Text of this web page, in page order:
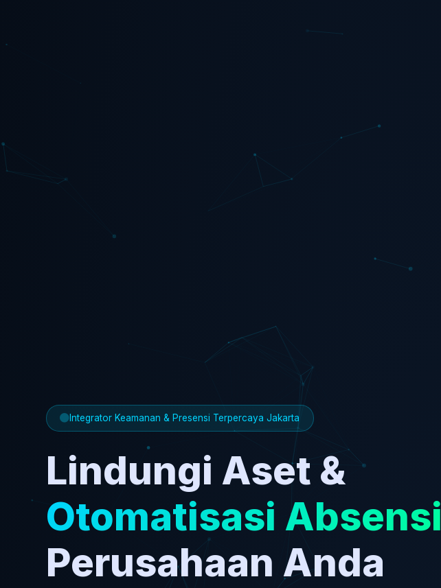
Integrator Keamanan & Presensi Terpercaya Jakarta
Lindungi Aset &
Otomatisasi Absensi
Perusahaan Anda